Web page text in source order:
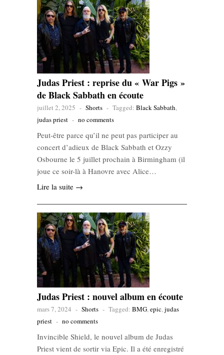
Judas Priest : reprise du « War Pigs »
de Black Sabbath en écoute
juillet 2, 2025 - Shorts - Tagged: Black Sabbath,
judas priest - no comments
Peut-être parce qu’il ne peut pas participer au
concert d’adieux de Black Sabbath et Ozzy
Osbourne le 5 juillet prochain à Birmingham (il
joue ce soir-là à Hanovre avec Alice…
Lire la suite →
Judas Priest : nouvel album en écoute
mars 7, 2024 - Shorts - Tagged: BMG,epic,judas
priest - no comments
Invincible Shield, le nouvel album de Judas
Priest vient de sortir via Epic. Il a été enregistré